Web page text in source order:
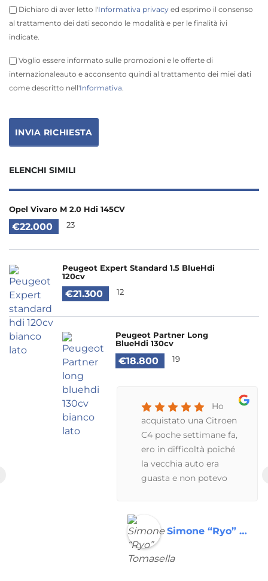
Dichiaro di aver letto l'Informativa privacy ed esprimo il consenso
al trattamento dei dati secondo le modalità e per le finalità ivi
indicate.
Voglio essere informato sulle promozioni e le offerte di
internazionaleauto e acconsento quindi al trattamento dei miei dati
come descritto nell'Informativa.
ELENCHI SIMILI
Opel Vivaro M 2.0 Hdi 145CV
€22.000 23
Peugeot Expert Standard 1.5 BlueHdi
120cv
€21.300 12
Peugeot Partner Long
BlueHdi 130cv
€18.800 19
Ho
acquistato una Citroen
C4 poche settimane fa,
ero in difficoltà poiché
la vecchia auto era
guasta e non potevo
consegnata a
casa.Azienda e persone
serie ed affidabili.
Simone “Ryo” Tomasella